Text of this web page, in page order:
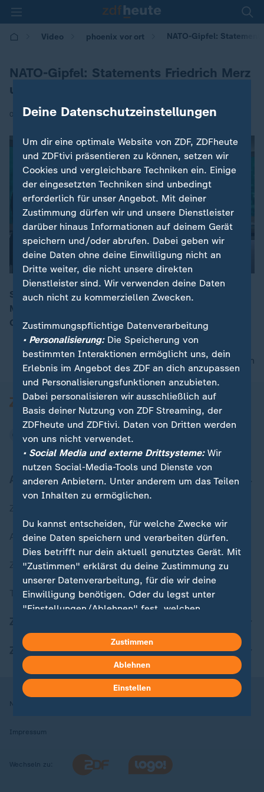
Video phoenix vor ort NATO-Gipfel:
NATO-Gipfel: Statements Friedrich Merz
und Mark Rutte
08.07.2026 | 11:30
Statements Bundeskanzler Friedrich Merz (CDU) und
Mark Rutte (NATO-Generalsekretär) zum 36. NATO-
Gipfeltreffen
nach oben
Aktuell bei ZDFheute
Aktuelle Sendungs-Videos
ZDFheute Stories
Themen im Überblick
ZDFheute Apps
Nutzungsbedingungen
Impressum
Wechseln zu:
Deine Datenschutzeinstellungen
Um dir eine optimale Website von ZDF, ZDFheute
und ZDFtivi präsentieren zu können, setzen wir
Cookies und vergleichbare Techniken ein. Einige
der eingesetzten Techniken sind unbedingt
erforderlich für unser Angebot. Mit deiner
Zustimmung dürfen wir und unsere Dienstleister
darüber hinaus Informationen auf deinem Gerät
speichern und/oder abrufen. Dabei geben wir
deine Daten ohne deine Einwilligung nicht an
Dritte weiter, die nicht unsere direkten
Dienstleister sind. Wir verwenden deine Daten
auch nicht zu kommerziellen Zwecken.
Zustimmungspflichtige Datenverarbeitung
• Personalisierung:Die Speicherung von
bestimmten Interaktionen ermöglicht uns, dein
Erlebnis im Angebot des ZDF an dich anzupassen
und Personalisierungsfunktionen anzubieten.
Dabei personalisieren wir ausschließlich auf
Basis deiner Nutzung von ZDF Streaming, der
ZDFheute und ZDFtivi. Daten von Dritten werden
von uns nicht verwendet.
• Social Media und externe Drittsysteme:Wir
nutzen Social-Media-Tools und Dienste von
anderen Anbietern. Unter anderem um das Teilen
von Inhalten zu ermöglichen.
Du kannst entscheiden, für welche Zwecke wir
deine Daten speichern und verarbeiten dürfen.
Dies betrifft nur dein aktuell genutztes Gerät. Mit
"Zustimmen" erklärst du deine Zustimmung zu
unserer Datenverarbeitung, für die wir deine
Einwilligung benötigen. Oder du legst unter
"Einstellungen/Ablehnen" fest, welchen
welchen nicht. Deine Datenschutzeinstellungen
kannst du jederzeit mit Wirkung für die Zukunft
in deinen Einstellungen widerrufen oder ändern.
Hier findest du das Impressum.
Zustimmen
Ablehnen
Einstellen